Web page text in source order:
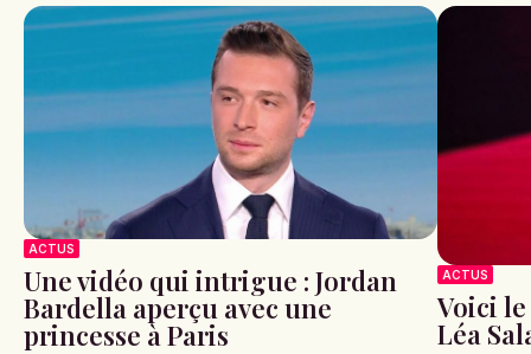
ACTUS
Une vidéo qui intrigue : Jordan
Bardella aperçu avec une
princesse à Paris
ACTUS
Voici
Léa